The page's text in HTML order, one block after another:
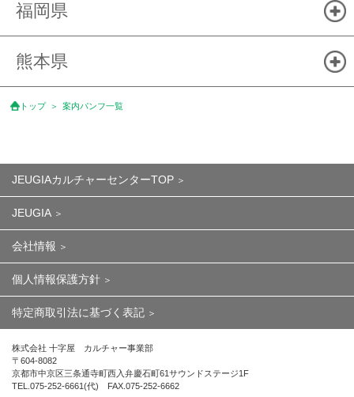
福岡県
熊本県
トップ 案内パンフ一覧
JEUGIAカルチャーセンターTOP
JEUGIA
会社情報
個人情報保護方針
特定商取引法に基づく表記
株式会社 十字屋 カルチャー事業部
〒604-8082
京都市中京区三条通寺町西入弁慶石町61サウンドステージ1F
TEL.075-252-6661(代) FAX.075-252-6662